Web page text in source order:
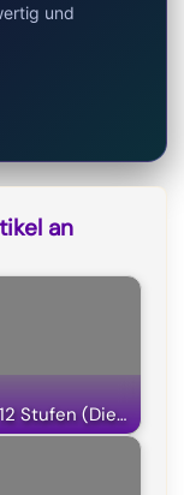
und
an
Stufen (Die…